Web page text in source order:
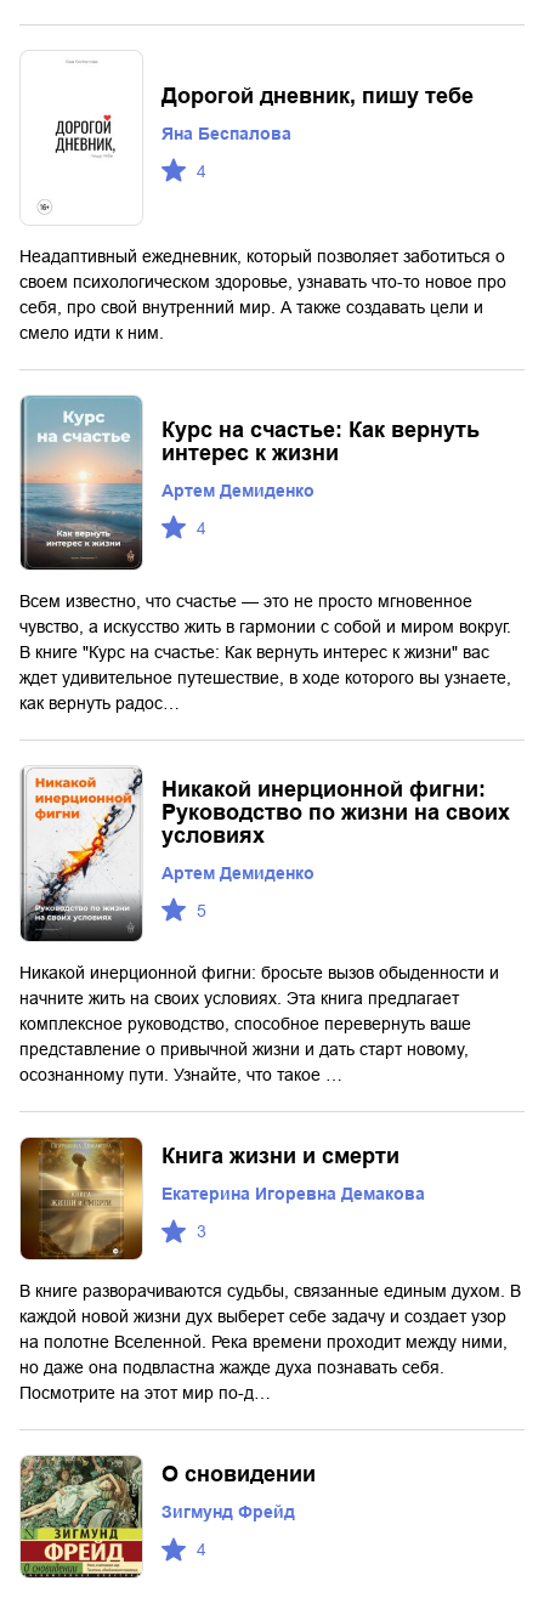
Дорогой дневник, пишу тебе
Яна Беспалова
4
Неадаптивный ежедневник, который позволяет заботиться о
своем психологическом здоровье, узнавать что-то новое про
себя, про свой внутренний мир. А также создавать цели и
смело идти к ним.
Курс на счастье: Как вернуть
интерес к жизни
Артем Демиденко
4
Всем известно, что счастье — это не просто мгновенное
чувство, а искусство жить в гармонии с собой и миром вокруг.
В книге "Курс на счастье: Как вернуть интерес к жизни" вас
ждет удивительное путешествие, в ходе которого вы узнаете,
как вернуть радос…
Никакой инерционной фигни:
Руководство по жизни на своих
условиях
Артем Демиденко
5
Никакой инерционной фигни: бросьте вызов обыденности и
начните жить на своих условиях. Эта книга предлагает
комплексное руководство, способное перевернуть ваше
представление о привычной жизни и дать старт новому,
осознанному пути. Узнайте, что такое …
Книга жизни и смерти
Екатерина Игоревна Демакова
3
В книге разворачиваются судьбы, связанные единым духом. В
каждой новой жизни дух выберет себе задачу и создает узор
на полотне Вселенной. Река времени проходит между ними,
но даже она подвластна жажде духа познавать себя.
Посмотрите на этот мир по-д…
О сновидении
Зигмунд Фрейд
4